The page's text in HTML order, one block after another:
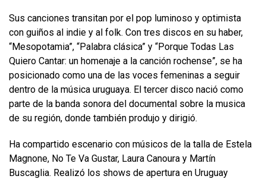
Sus canciones transitan por el pop luminoso y optimista
con guiños al indie y al folk. Con tres discos en su haber,
“Mesopotamia”, “Palabra clásica” y “Porque Todas Las
Quiero Cantar: un homenaje a la canción rochense”, se ha
posicionado como una de las voces femeninas a seguir
dentro de la música uruguaya. El tercer disco nació como
parte de la banda sonora del documental sobre la musica
de su región, donde también produjo y dirigió.
Ha compartido escenario con músicos de la talla de Estela
Magnone, No Te Va Gustar, Laura Canoura y Martín
Buscaglia. Realizó los shows de apertura en Uruguay